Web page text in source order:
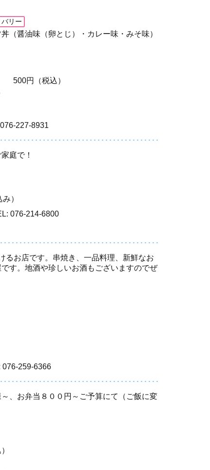
リー
（醤油味（卵とじ）・カレー味・みそ味）
500円（税込）
227-8931
庭で！
）
076-214-6800
るお店です。串焼き、一品料理、新鮮なお
す。地酒や珍しいお酒もございますのでぜ
076-259-6366
、お弁当８００円～ご予算にて（ご飯に変